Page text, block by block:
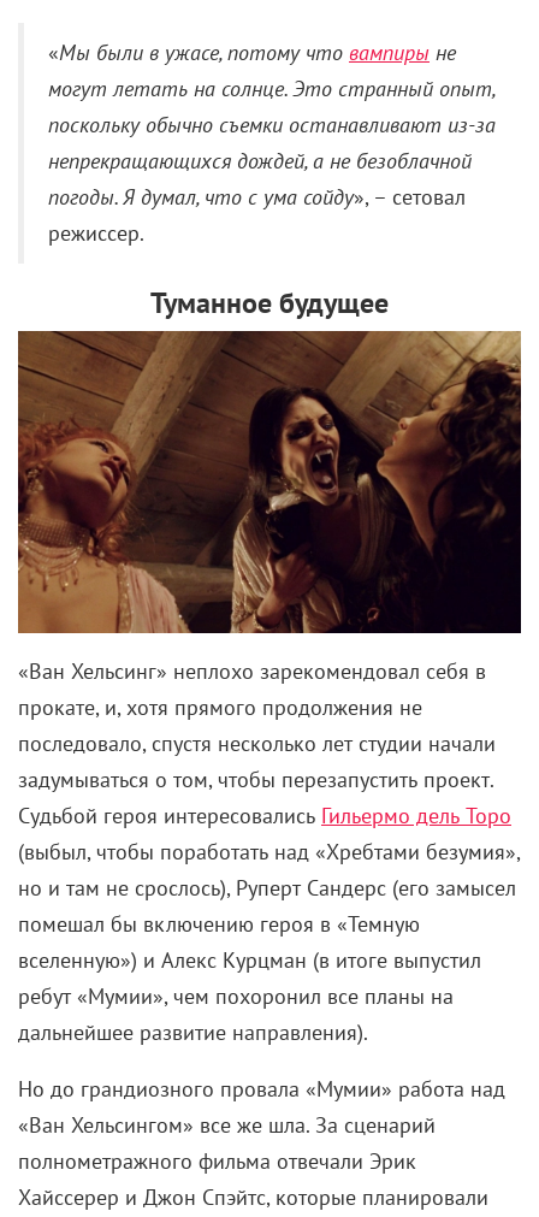
«Мы были в ужасе, потому что вампиры не
могут летать на солнце. Это странный опыт,
поскольку обычно съемки останавливают из-за
непрекращающихся дождей, а не безоблачной
погоды. Я думал, что с ума сойду», – сетовал
режиссер.
Туманное будущее
«Ван Хельсинг» неплохо зарекомендовал себя в
прокате, и, хотя прямого продолжения не
последовало, спустя несколько лет студии начали
задумываться о том, чтобы перезапустить проект.
Судьбой героя интересовались Гильермо дель Торо
(выбыл, чтобы поработать над «Хребтами безумия»,
но и там не срослось), Руперт Сандерс (его замысел
помешал бы включению героя в «Темную
вселенную») и Алекс Курцман (в итоге выпустил
ребут «Мумии», чем похоронил все планы на
дальнейшее развитие направления).
Но до грандиозного провала «Мумии» работа над
«Ван Хельсингом» все же шла. За сценарий
полнометражного фильма отвечали Эрик
Хайссерер и Джон Спэйтс, которые планировали